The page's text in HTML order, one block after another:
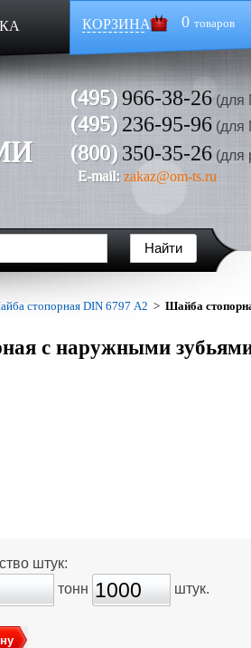
КОРЗИНА 0 товаров
(495)966-38-26 (для
(495)236-95-96 (для
(800)350-35-26 (для
E-mail: zakaz@om-ts.ru
стопорная DIN 6797 А2 > Шайба
с наружными
штук:
тонн
штук.